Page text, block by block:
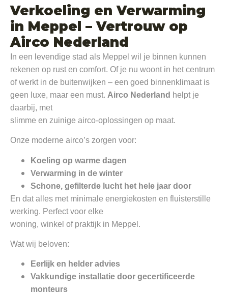
Verkoeling en Verwarming
in Meppel – Vertrouw op
Airco Nederland
In een levendige stad als Meppel wil je binnen kunnen
rekenen op rust en comfort. Of je nu woont in het centrum
of werkt in de buitenwijken – een goed binnenklimaat is
geen luxe, maar een must. Airco Nederland helpt je
daarbij, met
slimme en zuinige airco-oplossingen op maat.
Onze moderne airco’s zorgen voor:
Koeling op warme dagen
Verwarming in de winter
Schone, gefilterde lucht het hele jaar door
En dat alles met minimale energiekosten en fluisterstille
werking. Perfect voor elke
woning, winkel of praktijk in Meppel.
Wat wij beloven:
Eerlijk en helder advies
Vakkundige installatie door gecertificeerde
monteurs